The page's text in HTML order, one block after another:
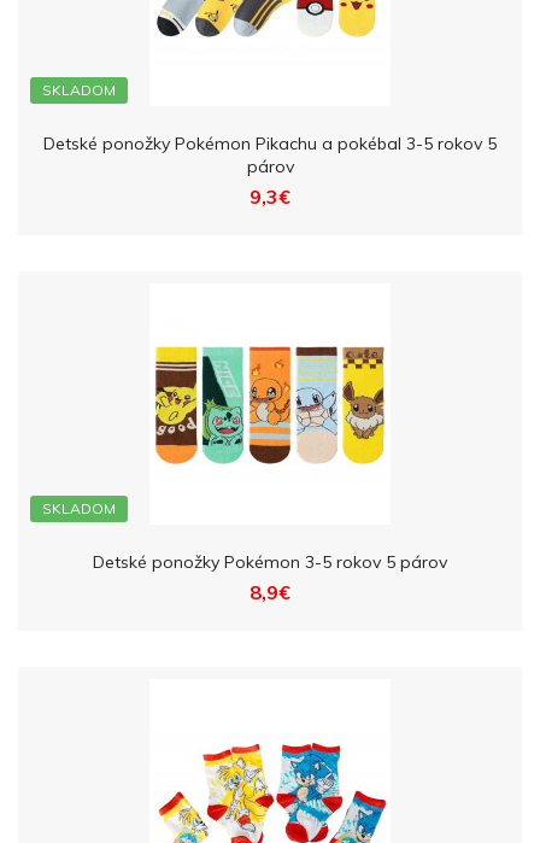
SKLADOM
Detské ponožky Pokémon Pikachu a pokébal 3-5 rokov 5
párov
9,3€
SKLADOM
Detské ponožky Pokémon 3-5 rokov 5 párov
8,9€